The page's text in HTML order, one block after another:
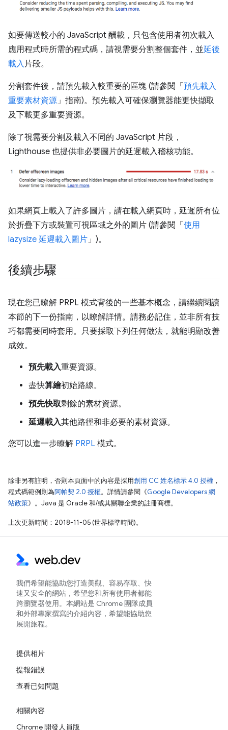
如要傳送較小的 JavaScript 酬載，只包含使用者初次載入
應用程式時所需的程式碼，請視需要分割整個套件，並延後
載入 片段。
分割套件後，請預先載入較重要的區塊 (請參閱「預先載入
重要素材資源 」指南)。預先載入可確保瀏覽器能更快擷取
及下載更多重要資源。
除了視需要分割及載入不同的 JavaScript 片段，
Lighthouse 也提供非必要圖片的延遲載入稽核功能。
如果網頁上載入了許多圖片，請在載入網頁時，延遲所有位
於折疊下方或裝置可視區域之外的圖片 (請參閱「使用
lazysize 延遲載入圖片 」)。
後續步驟
現在您已瞭解 PRPL 模式背後的一些基本概念，請繼續閱讀
本節的下一份指南，以瞭解詳情。請務必記住，並非所有技
巧都需要同時套用。只要採取下列任何做法，就能明顯改善
成效。
預先載入重要資源。
盡快算繪初始路線。
預先快取剩餘的素材資源。
延遲載入其他路徑和非必要的素材資源。
您可以進一步瞭解 PRPL 模式。
除非另有註明，否則本頁面中的內容是採用創用 CC 姓名標示 4.0 授權 ，
程式碼範例則為阿帕契 2.0 授權。詳情請參閱《Google Developers 網
站政策》。Java 是 Oracle 和/或其關聯企業的註冊商標。
上次更新時間：2018-11-05 (世界標準時間)。
我們希望能協助您打造美觀、容易存取、快
速又安全的網站，希望您和所有使用者都能
跨瀏覽器使用。本網站是 Chrome 團隊成員
和外部專家撰寫的介紹內容，希望能協助您
展開旅程。
提供相片
提報錯誤
查看已知問題
相關內容
Chrome 開發人員版